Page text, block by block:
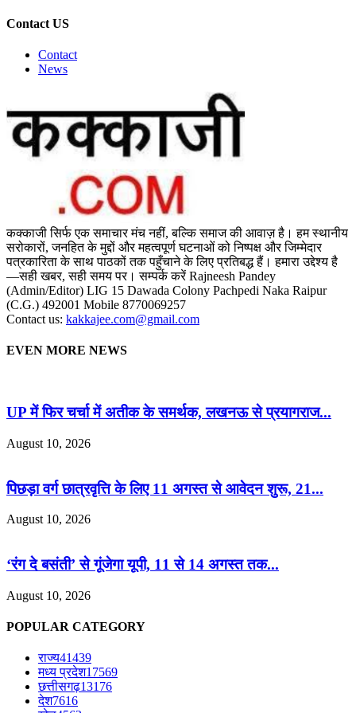
Contact US
Contact
News
कक्काजी सिर्फ एक समाचार मंच नहीं, बल्कि समाज की आवाज़ है। हम स्थानीय
सरोकारों, जनहित के मुद्दों और महत्वपूर्ण घटनाओं को निष्पक्ष और जिम्मेदार
पत्रकारिता के साथ पाठकों तक पहुँचाने के लिए प्रतिबद्ध हैं। हमारा उद्देश्य है
—सही खबर, सही समय पर। सम्पर्क करें Rajneesh Pandey
(Admin/Editor) LIG 15 Dawada Colony Pachpedi Naka Raipur
(C.G.) 492001 Mobile 8770069257
Contact us: kakkajee.com@gmail.com
EVEN MORE NEWS
UP में फिर चर्चा में अतीक के समर्थक, लखनऊ से प्रयागराज...
August 10, 2026
पिछड़ा वर्ग छात्रवृत्ति के लिए 11 अगस्त से आवेदन शुरू, 21...
August 10, 2026
‘रंग दे बसंती’ से गूंजेगा यूपी, 11 से 14 अगस्त तक...
August 10, 2026
POPULAR CATEGORY
राज्य41439
मध्य प्रदेश17569
छत्तीसगढ़13176
देश7616